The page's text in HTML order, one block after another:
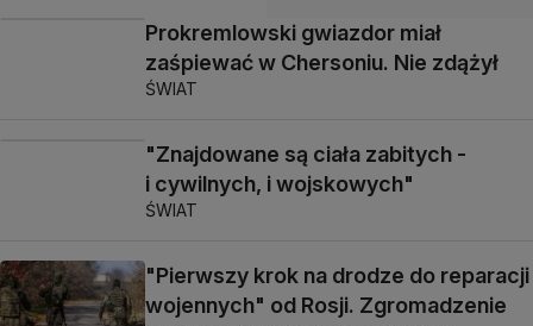
Prokremlowski gwiazdor miał
zaśpiewać w Chersoniu. Nie zdążył
ŚWIAT
"Znajdowane są ciała zabitych -
i cywilnych, i wojskowych"
ŚWIAT
"Pierwszy krok na drodze do reparacji
wojennych" od Rosji. Zgromadzenie